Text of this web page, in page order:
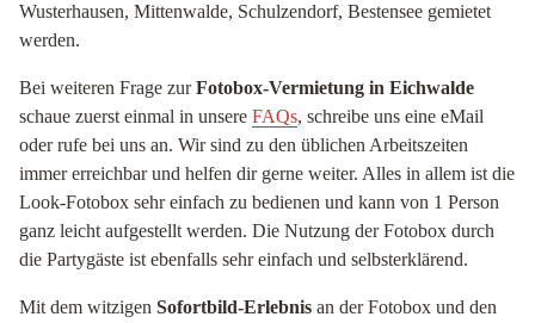
Wusterhausen, Mittenwalde, Schulzendorf, Bestensee gemietet
werden.
Bei weiteren Frage zurFotobox-Vermietung in Eichwalde
schaue zuerst einmal in unsere FAQs, schreibe uns eine eMail
oder rufe bei uns an. Wir sind zu den üblichen Arbeitszeiten
immer erreichbar und helfen dir gerne weiter. Alles in allem ist die
Look-Fotobox sehr einfach zu bedienen und kann von 1 Person
ganz leicht aufgestellt werden. Die Nutzung der Fotobox durch
die Partygäste ist ebenfalls sehr einfach und selbsterklärend.
Mit dem witzigen Sofortbild-Erlebnis an der Fotobox und den